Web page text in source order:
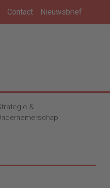
Contact Nieuwsbrief
&